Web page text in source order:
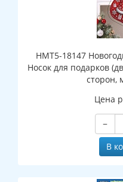
НМТ5-18147
Носок для подарков
сторон,
Цена
−
В